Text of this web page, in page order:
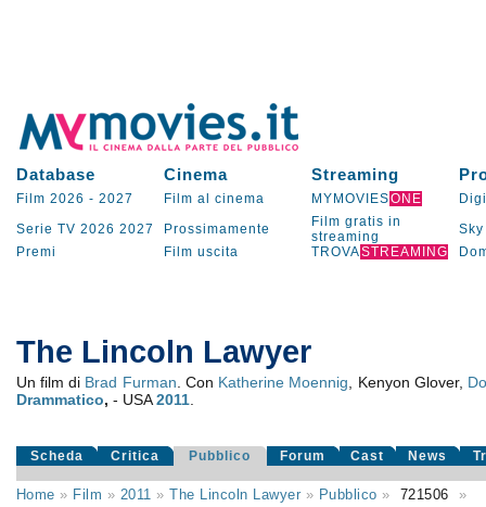
Database Cinema Streaming
Film 2026 - 2027 Film al cinema MYMOVIESONE
Serie TV 2026 2027 Prossimamente
Film gratis in
streaming
Sky
Premi
Film uscita TROVASTREAMING
The Lincoln Lawyer
Un film di Brad Furman . Con Katherine Moennig , Kenyon Glover,
Drammatico, - USA2011.
Scheda Critica Pubblico Forum Cast News
Home » Film » 2011 »The Lincoln Lawyer » Pubblico » 721506 »